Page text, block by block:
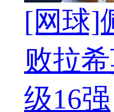
[网球]
败拉
级16强